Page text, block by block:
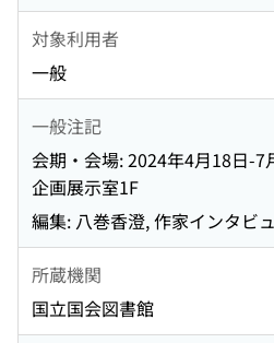
対象利用者
一般
一般注記
会期・会場: 2024年4月18日-7
企画展示室1F
編集: 八巻香澄, 作家インタビ
所蔵機関
国立国会図書館